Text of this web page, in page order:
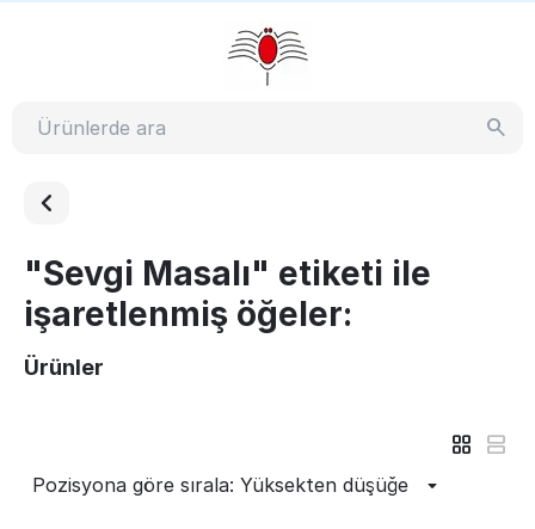
"Sevgi Masalı" etiketi ile
işaretlenmiş öğeler:
Ürünler
Pozisyona göre sırala: Yüksekten düşüğe